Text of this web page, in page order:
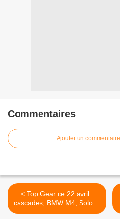
Commentaires
Ajouter un commentaire
< Top Gear ce 22 avril :
cascades, BMW M4, Solo et
Le Bolloc'h,...